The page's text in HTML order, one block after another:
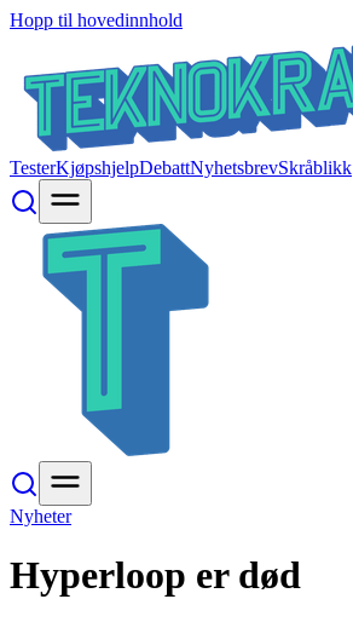
Hopp til hovedinnhold
TesterKjøpshjelpDebattNyhetsbrevSkråblikk
Nyheter
Hyperloop er død